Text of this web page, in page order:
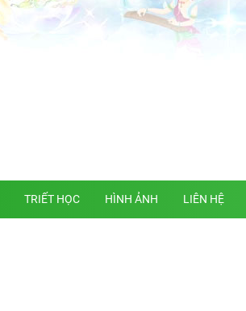
TRIẾT HỌC HÌNH ẢNH LIÊN HỆ